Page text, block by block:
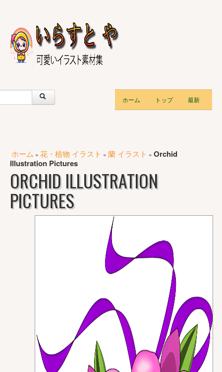
ホーム トップ 最新
ホーム » 花・植物 イラスト » 蘭 イラスト » Orchid
Illustration Pictures
ORCHID ILLUSTRATION
PICTURES